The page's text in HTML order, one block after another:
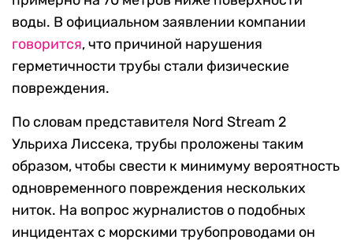
воды. В официальном заявлении компании
говорится, что причиной нарушения
герметичности трубы стали физические
повреждения.
По словам представителя Nord Stream 2
Ульриха Лиссека, трубы проложены таким
образом, чтобы свести к минимуму вероятность
одновременного повреждения нескольких
ниток. На вопрос журналистов о подобных
инцидентах с морскими трубопроводами он